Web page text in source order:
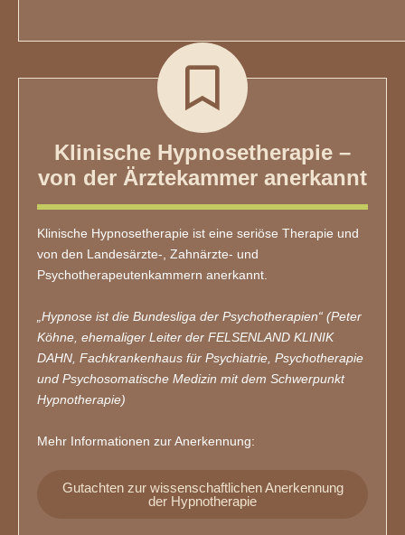
Klinische Hypnosetherapie –
von der Ärztekammer anerkannt
Klinische Hypnosetherapie ist eine seriöse Therapie und
von den Landesärzte-, Zahnärzte- und
Psychotherapeutenkammern anerkannt.
„Hypnose ist die Bundesliga der Psychotherapien“ (Peter
Köhne, ehemaliger Leiter der FELSENLAND KLINIK
DAHN, Fachkrankenhaus für Psychiatrie, Psychotherapie
und Psychosomatische Medizin mit dem Schwerpunkt
Hypnotherapie)
Mehr Informationen zur Anerkennung:
Gutachten zur wissenschaftlichen Anerkennung
der Hypnotherapie